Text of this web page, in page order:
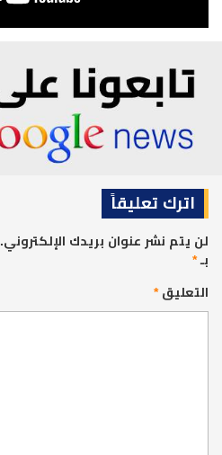
اترك تعليقاً
لن يتم نشر عنوان بريدك الإلكتروني.
بـ*
التعليق*